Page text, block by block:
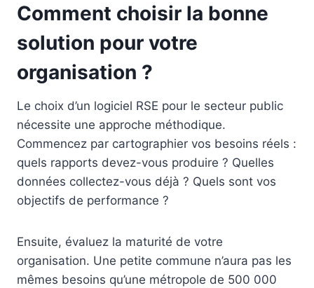
Comment choisir la bonne
solution pour votre
organisation ?
Le choix d’un logiciel RSE pour le secteur public
nécessite une approche méthodique.
Commencez par cartographier vos besoins réels :
quels rapports devez-vous produire ? Quelles
données collectez-vous déjà ? Quels sont vos
objectifs de performance ?
Ensuite, évaluez la maturité de votre
organisation. Une petite commune n’aura pas les
mêmes besoins qu’une métropole de 500 000